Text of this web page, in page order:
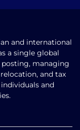
and international
a single global
managing
and tax
and